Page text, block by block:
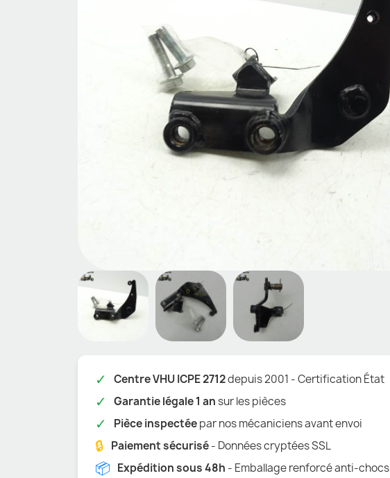
✓ Centre VHU ICPE 2712depuis 2001 - Certification État
✓ Garantie légale 1 ansur les pièces
✓ Pièce inspectéepar nos mécaniciens avant envoi
🔒 Paiement sécurisé- Données cryptées SSL
📦 Expédition sous 48h - Emballage renforcé anti-chocs